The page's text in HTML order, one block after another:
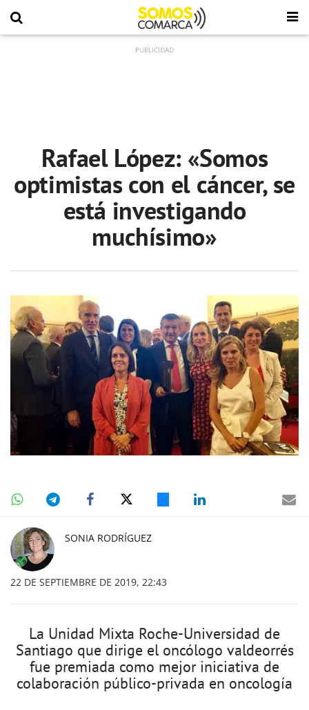
Rafael López: «Somos
optimistas con el cáncer, se
está investigando
muchísimo»
SONIA RODRÍGUEZ
22 DE SEPTIEMBRE DE 2019, 22:43
La Unidad Mixta Roche-Universidad de
Santiago que dirige el oncólogo valdeorrés
fue premiada como mejor iniciativa de
colaboración público-privada en oncología